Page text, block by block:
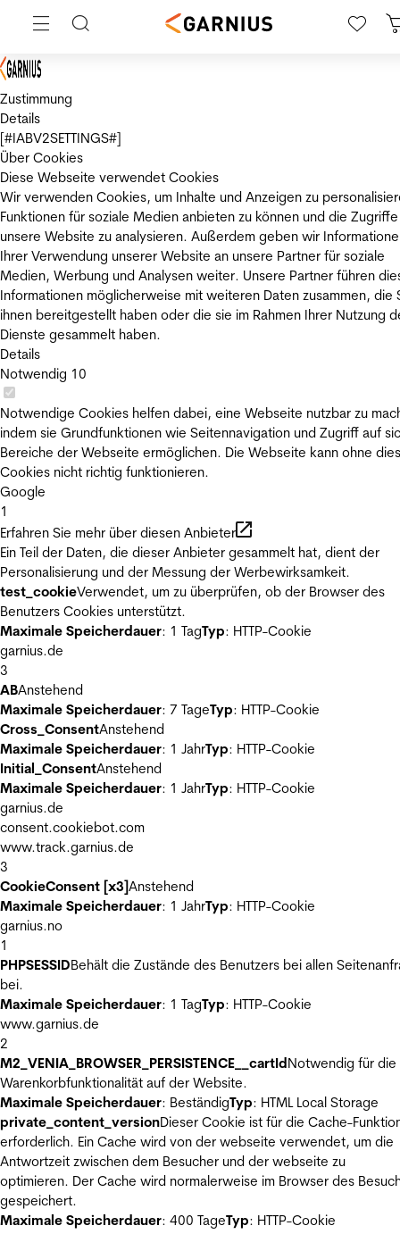
Zustimmung
Details
[#IABV2SETTINGS#]
Über Cookies
Diese Webseite verwendet Cookies
Wir verwenden Cookies, um Inhalte und Anzeigen zu
Funktionen für soziale Medien anbieten zu können und die
unsere Website zu analysieren. Außerdem geben wir
Ihrer Verwendung unserer Website an unsere Partner für soziale
Medien, Werbung und Analysen weiter. Unsere Partner führen
Informationen möglicherweise mit weiteren Daten zusammen, die
ihnen bereitgestellt haben oder die sie im Rahmen Ihrer Nutzung
Dienste gesammelt haben.
Details
Notwendig 10
Notwendige Cookies helfen dabei, eine Webseite nutzbar zu
indem sie Grundfunktionen wie Seitennavigation und Zugriff auf
Bereiche der Webseite ermöglichen. Die Webseite kann ohne
Cookies nicht richtig funktionieren.
Google
1
Erfahren Sie mehr über diesen Anbieter
Ein Teil der Daten, die dieser Anbieter gesammelt hat, dient der
Personalisierung und der Messung der Werbewirksamkeit.
test_cookieVerwendet, um zu überprüfen, ob der Browser des
Benutzers Cookies unterstützt.
Maximale Speicherdauer: 1 TagTyp: HTTP-Cookie
garnius.de
3
ABAnstehend
Maximale Speicherdauer: 7 TageTyp: HTTP-Cookie
Cross_ConsentAnstehend
Maximale Speicherdauer: 1 JahrTyp: HTTP-Cookie
Initial_ConsentAnstehend
Maximale Speicherdauer: 1 JahrTyp: HTTP-Cookie
garnius.de
consent.cookiebot.com
www.track.garnius.de
3
CookieConsent [x3]Anstehend
Maximale Speicherdauer: 1 JahrTyp: HTTP-Cookie
garnius.no
1
PHPSESSIDBehält die Zustände des Benutzers bei allen
bei.
Maximale Speicherdauer: 1 TagTyp: HTTP-Cookie
www.garnius.de
2
M2_VENIA_BROWSER_PERSISTENCE__cartIdNotwendig für die
Warenkorbfunktionalität auf der Website.
Maximale Speicherdauer: BeständigTyp: HTML Local Storage
private_content_versionDieser Cookie ist für die Cache-
erforderlich. Ein Cache wird von der webseite verwendet, um die
Antwortzeit zwischen dem Besucher und der webseite zu
optimieren. Der Cache wird normalerweise im Browser des
gespeichert.
Maximale Speicherdauer: 400 TageTyp: HTTP-Cookie